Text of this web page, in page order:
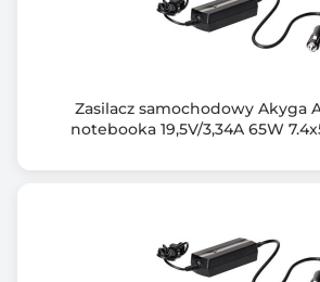
Zasilacz samochodowy Akyga
notebooka 19,5V/3,34A 65W